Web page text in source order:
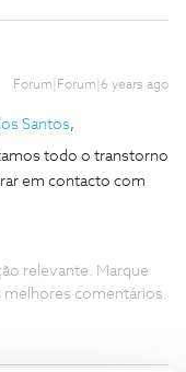
Forum|Forum|6 years ago
Santos,
todo o transtorno
em contacto com
relevante. Marque
melhores comentários.